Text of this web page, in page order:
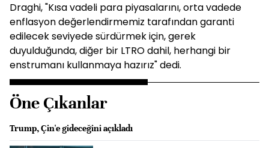
Draghi, "Kısa vadeli para piyasalarını, orta vadede
enflasyon değerlendirmemiz tarafından garanti
edilecek seviyede sürdürmek için, gerek
duyulduğunda, diğer bir LTRO dahil, herhangi bir
enstrumanı kullanmaya hazırız" dedi.
Öne Çıkanlar
Trump, Çin'e gideceğini açıkladı